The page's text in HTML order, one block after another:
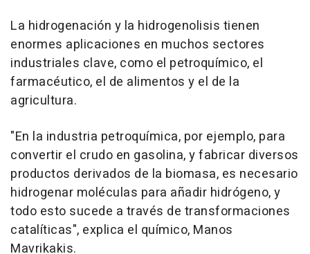
La hidrogenación y la hidrogenolisis tienen
enormes aplicaciones en muchos sectores
industriales clave, como el petroquímico, el
farmacéutico, el de alimentos y el de la
agricultura.
"En la industria petroquímica, por ejemplo, para
convertir el crudo en gasolina, y fabricar diversos
productos derivados de la biomasa, es necesario
hidrogenar moléculas para añadir hidrógeno, y
todo esto sucede a través de transformaciones
catalíticas", explica el químico, Manos
Mavrikakis.